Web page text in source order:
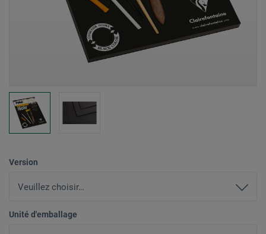
Version
Unité d'emballage